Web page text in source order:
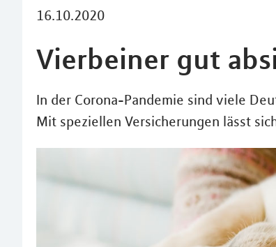
16.10.2020
Vierbeiner gut
In der Corona-Pandemie sind viele
Mit speziellen Versicherungen lässt